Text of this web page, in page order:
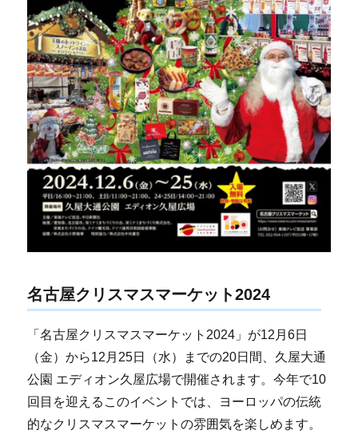
名古屋クリスマスマーケット2024
「名古屋クリスマスマーケット2024」が12月6日
（金）から12月25日（水）までの20日間、久屋大通
公園 エディオン久屋広場で開催されます。今年で10
回目を迎えるこのイベントでは、ヨーロッパの伝統
的なクリスマスマーケットの雰囲気を楽しめます。